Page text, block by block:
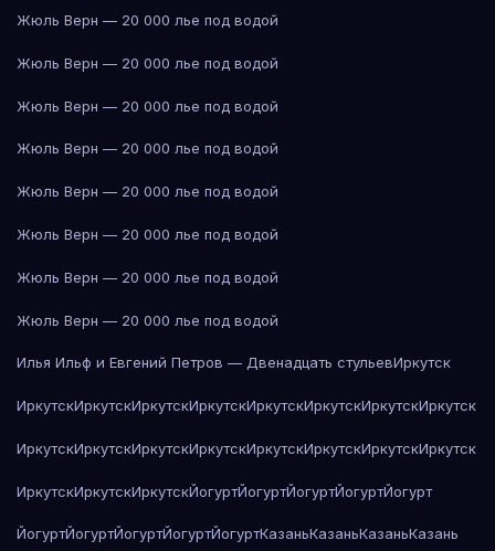
Жюль Верн — 20 000 лье под водой
Жюль Верн — 20 000 лье под водой
Жюль Верн — 20 000 лье под водой
Жюль Верн — 20 000 лье под водой
Жюль Верн — 20 000 лье под водой
Жюль Верн — 20 000 лье под водой
Жюль Верн — 20 000 лье под водой
Жюль Верн — 20 000 лье под водой
Илья Ильф и Евгений Петров — Двенадцать стульевИркутск
ИркутскИркутскИркутскИркутскИркутскИркутскИркутскИркутск
ИркутскИркутскИркутскИркутскИркутскИркутскИркутскИркутск
ИркутскИркутскИркутскЙогуртЙогуртЙогуртЙогуртЙогурт
ЙогуртЙогуртЙогуртЙогуртЙогуртКазаньКазаньКазаньКазань